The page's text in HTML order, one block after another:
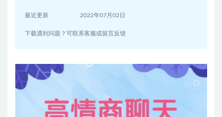
最近更新 2022年07月02日
下载遇到问题？可联系客服或留言反馈